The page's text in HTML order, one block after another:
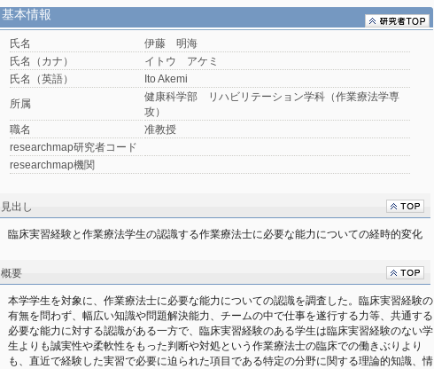
基本情報
氏名
伊藤 明海
氏名（カナ）
イトウ アケミ
氏名（英語）
Ito Akemi
所属
健康科学部 リハビリテーション学科（作業療法学専
攻）
職名
准教授
researchmap研究者コード
researchmap機関
見出し
臨床実習経験と作業療法学生の認識する作業療法士に必要な能力についての経時的変化
概要
本学学生を対象に、作業療法士に必要な能力についての認識を調査した。臨床実習経験の
有無を問わず、幅広い知識や問題解決能力、チームの中で仕事を遂行する力等、共通する
必要な能力に対する認識がある一方で、臨床実習経験のある学生は臨床実習経験のない学
生よりも誠実性や柔軟性をもった判断や対処という作業療法士の臨床での働きぶりより
も、直近で経験した実習で必要に迫られた項目である特定の分野に関する理論的知識、情